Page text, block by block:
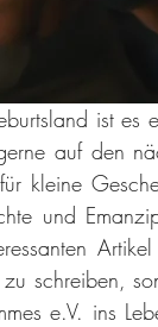
ist es
auf den
kleine
und
Artikel
schreiben,
e.V. ins